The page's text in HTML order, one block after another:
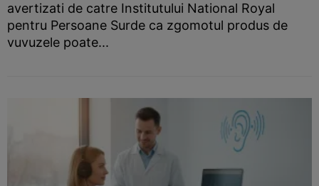
avertizati de catre Institutului National Royal
pentru Persoane Surde ca zgomotul produs de
vuvuzele poate...